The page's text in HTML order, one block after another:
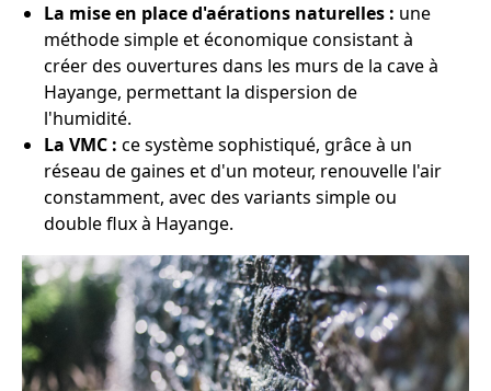
La mise en place d'aérations naturelles : une
méthode simple et économique consistant à
créer des ouvertures dans les murs de la cave à
Hayange, permettant la dispersion de
l'humidité.
La VMC : ce système sophistiqué, grâce à un
réseau de gaines et d'un moteur, renouvelle l'air
constamment, avec des variants simple ou
double flux à Hayange.